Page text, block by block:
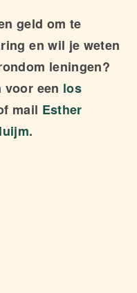
geld om te
en wil je weten
leningen?
voor een los
mail Esther
.